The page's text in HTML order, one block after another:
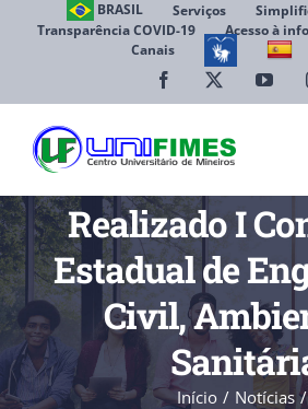
BRASIL Serviços
Transparência COVID-19
Acesso à
Canais
Facebook
Realizado I
Estadual de
Civil,
Início
Notícias